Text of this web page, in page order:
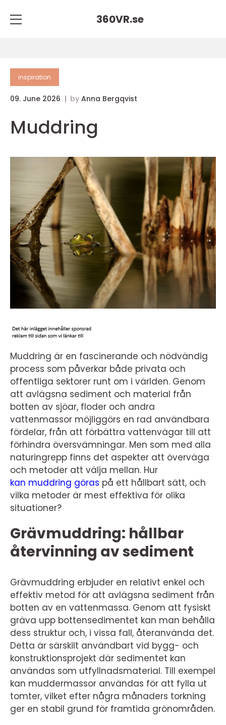
360VR.se
inspiration
09. June 2026 by Anna Bergqvist
Muddring
Muddring är en fascinerande och nödvändig
process som påverkar både privata och
offentliga sektorer runt om i världen. Genom
att avlägsna sediment och material från
botten av sjöar, floder och andra
vattenmassor möjliggörs en rad användbara
fördelar, från att förbättra vattenvägar till att
förhindra översvämningar. Men som med alla
naturingrepp finns det aspekter att överväga
och metoder att välja mellan. Hur
kan muddring göras på ett hållbart sätt, och
vilka metoder är mest effektiva för olika
situationer?
Grävmuddring: hållbar
återvinning av sediment
Grävmuddring erbjuder en relativt enkel och
effektiv metod för att avlägsna sediment från
botten av en vattenmassa. Genom att fysiskt
gräva upp bottensedimentet kan man behålla
dess struktur och, i vissa fall, återanvända det.
Detta är särskilt användbart vid bygg- och
konstruktionsprojekt där sedimentet kan
användas som utfyllnadsmaterial. Till exempel
kan muddermassor användas för att fylla ut
tomter, vilket efter några månaders torkning
ger en stabil grund för framtida grönområden.